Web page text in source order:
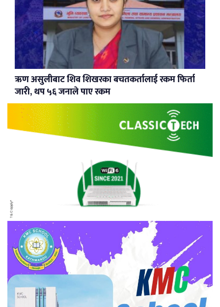
ऋण असुलीबाट शिव शिखरका बचतकर्तालाई रकम फिर्ता
जारी, थप ५६ जनाले पाए रकम